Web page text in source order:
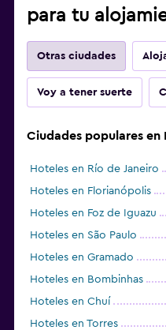
para tu
Otras ciudades
Voy a tener suerte
Ciudades populares en
Hoteles en Río de Janeiro
Hoteles en Florianópolis
Hoteles en Foz de Iguazu
Hoteles en São Paulo
Hoteles en Gramado
Hoteles en Bombinhas
Hoteles en Chuí
Hoteles en Torres